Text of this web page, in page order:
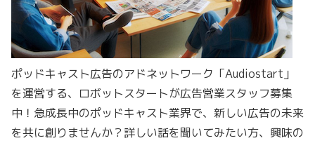
ポッドキャスト広告のアドネットワーク「Audiostart」
を運営する、ロボットスタートが広告営業スタッフ募集
中！急成長中のポッドキャスト業界で、新しい広告の未来
を共に創りませんか？詳しい話を聞いてみたい方、興味の